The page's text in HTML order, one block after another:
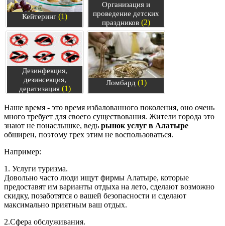
Кейтеринг (1)
Организация и
проведение детских
праздников (2)
Дезинфекция,
дезинсекция,
дератизация(1)
Ломбард (1)
Наше время - это время избалованного поколения, оно очень
много требует для своего существования. Жители города это
знают не понаслышке, ведь рынок услуг в Алатыре
обширен, поэтому грех этим не воспользоваться.
Например:
1. Услуги туризма.
Довольно часто люди ищут фирмы Алатыре, которые
предоставят им варианты отдыха на лето, сделают возможно
скидку, позаботятся о вашей безопасности и сделают
максимально приятным ваш отдых.
2.Сфера обслуживания.